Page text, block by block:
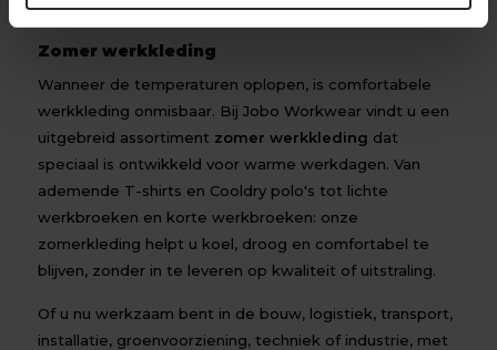
Zomer werkkleding
Wanneer de temperaturen oplopen, is comfortabele
werkkleding onmisbaar. Bij Jobo Workwear vindt u een
uitgebreid assortiment zomer werkkleding dat
speciaal is ontwikkeld voor warme werkdagen. Van
ademende T-shirts en Cooldry polo's tot lichte
werkbroeken en korte werkbroeken: onze
zomerkleding helpt u koel, droog en comfortabel te
blijven, zonder in te leveren op kwaliteit of uitstraling.
Of u nu werkzaam bent in de bouw, logistiek, transport,
installatie, groenvoorziening, techniek of industrie, met